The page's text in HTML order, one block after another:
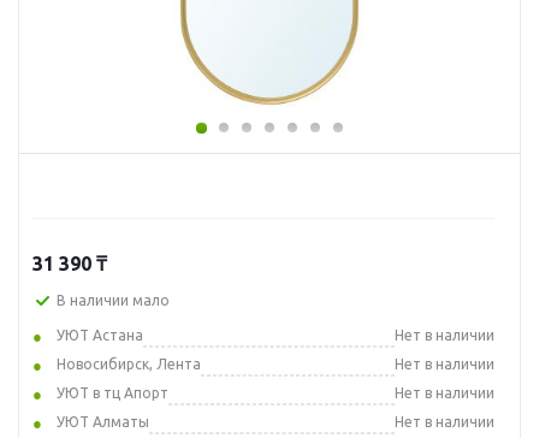
31 390 ₸
В наличии мало
УЮТ Астана
Нет в наличии
Новосибирск, Лента
Нет в наличии
УЮТ в тц Апорт
Нет в наличии
УЮТ Алматы
Нет в наличии